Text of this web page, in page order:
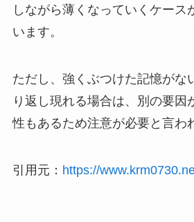
しながら薄くなっていくケース
います。
ただし、強くぶつけた記憶がな
り返し現れる場合は、別の要因
性もあるため注意が必要と言わ
引用元： https://